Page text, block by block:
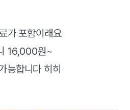
가 포함이래요
16,000원~
능합니다 히히